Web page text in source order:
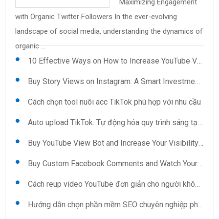
Uploader: Features You
Can't Ignore .cs59BBC98{text-align:left;text-
indent:0pt;margin:12pt 0pt 12pt ...
Maximizing Engagement
with Organic Twitter Followers In the ever-evolving
landscape of social media, understanding the dynamics of
organic ...
mềm quét số điện thoại
trên Google Map Trong thời đại số hóa hiện nay, việc thu
thập ...
pháp cho những ai ngại
giao tiếp Khi xã hội ngày càng phát triển, việc kết nối và ...
Save Time and Effort on
Video Uploads In the fast-paced world of content
creation, efficiency is key, especially when it ...
and Views: The Secret to
Instant Credibility In today's digital landscape, having a
robust presence on platforms like ...
Reup video YouTube: Kỹ thuật và mẹo
10 Effective Ways on How to Increase YouTube Views Automatically
Buy Story Views on Instagram: A Smart Investment for Growth
Cách chọn tool nuôi acc TikTok phù hợp với nhu cầu
Auto upload TikTok: Tự động hóa quy trình sáng tạo nội dung
Buy YouTube View Bot and Increase Your Visibility Now
Buy Custom Facebook Comments and Watch Your Interaction Soar
Cách reup video YouTube đơn giản cho người không chuyên
Hướng dẫn chọn phần mềm SEO chuyên nghiệp phù hợp cho doanh nghiệp